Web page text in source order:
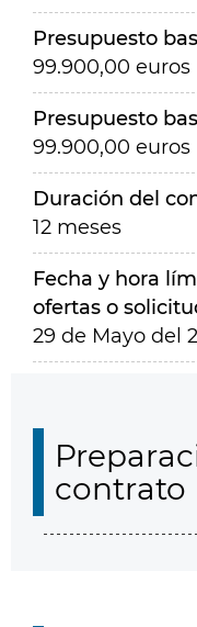
Presupuesto
99.900,00 euros
Presupuesto
99.900,00 euros
Duración del
12 meses
Fecha y hora
ofertas o
29 de Mayo del
contrato